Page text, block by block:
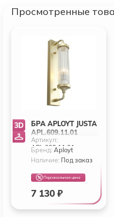
Просмотренные
БРА APLOYT JUSTA
APL.609.11.01
Артикул:
APL.609.11.01
Бренд:Aployt
Наличие: Под заказ
Персональная цена
7 130 ₽